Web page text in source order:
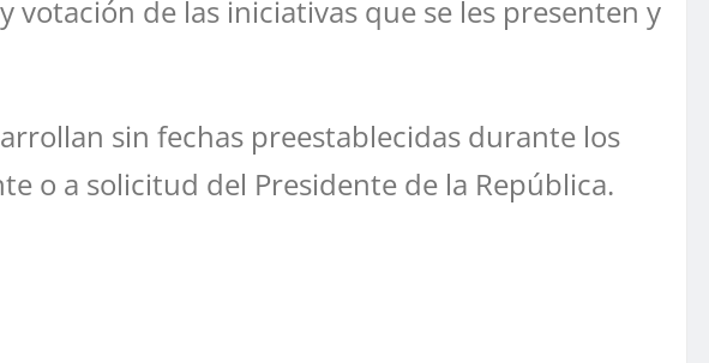
votación de las iniciativas que se les presenten y
sin fechas preestablecidas durante los
o a solicitud del Presidente de la República.